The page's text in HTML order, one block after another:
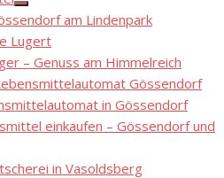
Show
sub
menu
am Lindenpark
Lugert
– Genuss am Himmelreich
Gössendorf
in Gössendorf
einkaufen – Gössendorf und
in Vasoldsberg